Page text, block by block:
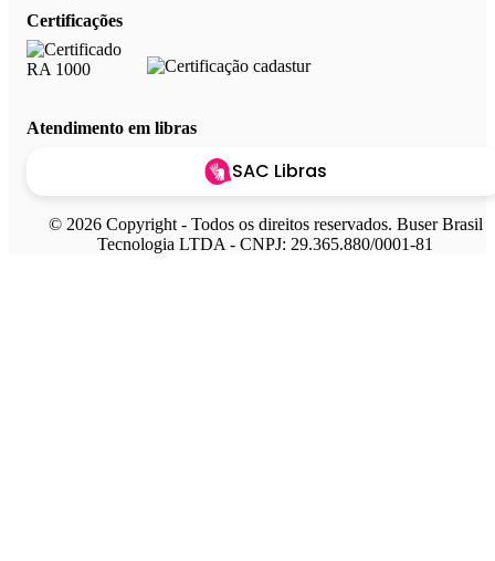
Certificações
Atendimento em libras
SAC Libras
© 2026 Copyright - Todos os direitos reservados. Buser Brasil
Tecnologia LTDA - CNPJ: 29.365.880/0001-81